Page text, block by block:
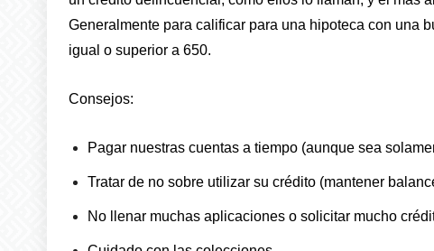
Generalmente para calificar para una hipoteca con una
igual o superior a 650.
Consejos:
Pagar nuestras cuentas a tiempo (aunque sea
Tratar de no sobre utilizar su crédito (mantener
No llenar muchas aplicaciones o solicitar mucho